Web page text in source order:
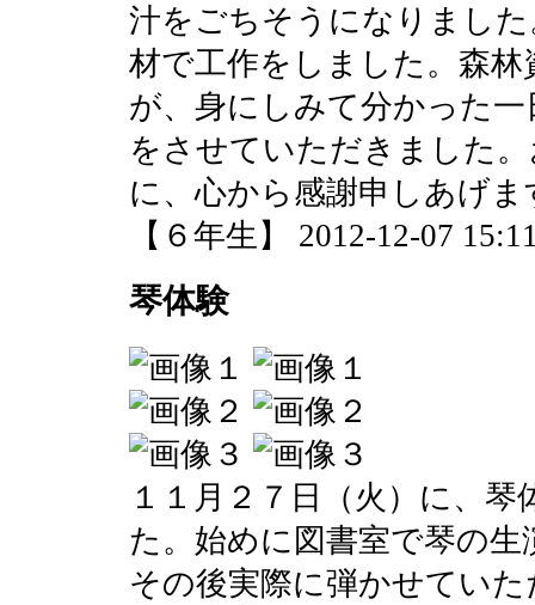
汁をごちそうになりまし
材で工作をしました。森
が、身にしみて分かった
をさせていただきました
に、心から感謝申しあげま
【６年生】 2012-12-07
琴体験
１１月２７日（火）に、
た。始めに図書室で琴の
その後実際に弾かせてい